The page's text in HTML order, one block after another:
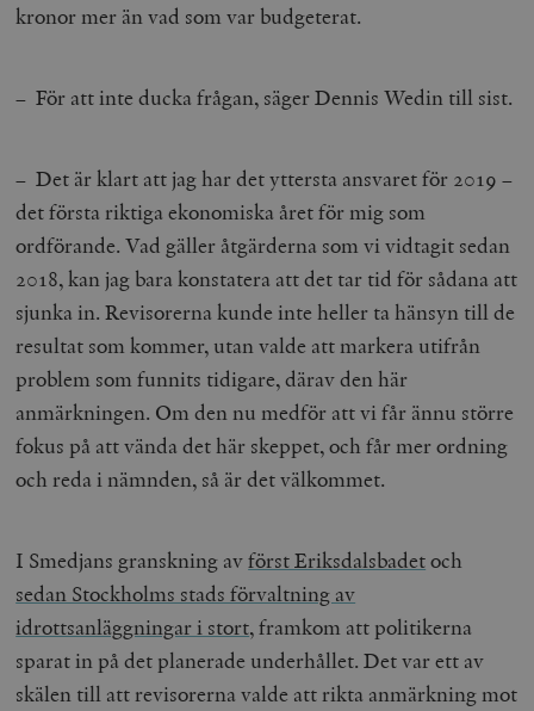
kronor mer än vad som var budgeterat.
– För att inte ducka frågan, säger Dennis Wedin till sist.
– Det är klart att jag har det yttersta ansvaret för 2019 –
det första riktiga ekonomiska året för mig som
ordförande. Vad gäller åtgärderna som vi vidtagit sedan
2018, kan jag bara konstatera att det tar tid för sådana att
sjunka in. Revisorerna kunde inte heller ta hänsyn till de
resultat som kommer, utan valde att markera utifrån
problem som funnits tidigare, därav den här
anmärkningen. Om den nu medför att vi får ännu större
fokus på att vända det här skeppet, och får mer ordning
och reda i nämnden, så är det välkommet.
I Smedjans granskning avförst Eriksdalsbadetoch
sedan Stockholms stads förvaltning av
idrottsanläggningar i stort, framkom att politikerna
sparat in på det planerade underhållet. Det var ett av
skälen till att revisorerna valde att rikta anmärkning mot